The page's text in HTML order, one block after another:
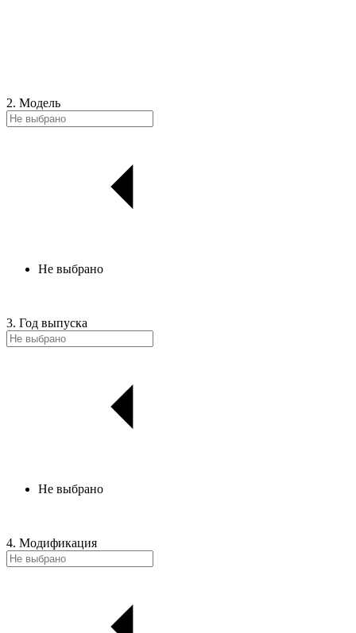
2. Модель
Не выбрано
3. Год выпуска
Не выбрано
4. Модификация